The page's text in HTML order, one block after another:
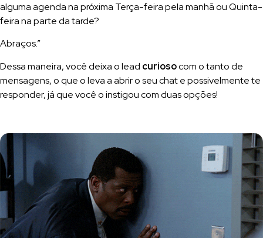
alguma agenda na próxima Terça-feira pela manhã ou Quinta-
feira na parte da tarde?
Abraços.”
Dessa maneira, você deixa o lead curiosocom o tanto de
mensagens, o que o leva a abrir o seu chat e possivelmente te
responder, já que você o instigou com duas opções!